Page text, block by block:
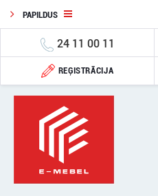
PAPILDUS
24 11 00 11
REĢISTRĀCIJA